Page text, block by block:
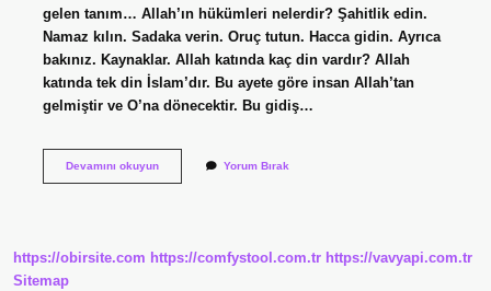
gelen tanım… Allah’ın hükümleri nelerdir? Şahitlik edin.
Namaz kılın. Sadaka verin. Oruç tutun. Hacca gidin. Ayrıca
bakınız. Kaynaklar. Allah katında kaç din vardır? Allah
katında tek din İslam’dır. Bu ayete göre insan Allah’tan
gelmiştir ve O’na dönecektir. Bu gidiş…
Devamını okuyunAllahın
Yorum Bırak
https://obirsite.com https://comfystool.com.tr https://vavyapi.com.tr
Sitemap